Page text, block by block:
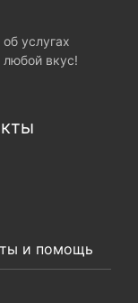
услугах
вкус!
и помощь